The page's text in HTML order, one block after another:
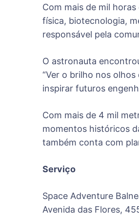
Com mais de mil
física, biotecnologia,
responsável pela
O astronauta
“Ver o brilho nos
inspirar futuros
Com mais de 4 mil
momentos históricos
também conta com
Serviço
Space Adventure
Avenida das Flores,